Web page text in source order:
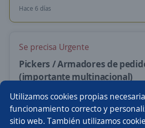
Utilizamos cookies propias
funcionamiento correcto y
sitio web. También utilizamos
Hace 6 días
Se precisa Urgente
Pickers / Armadores de
(importante multinacional)
4,4
Randstad Argentina
Palermo, Capital Federal
Hace 7 días